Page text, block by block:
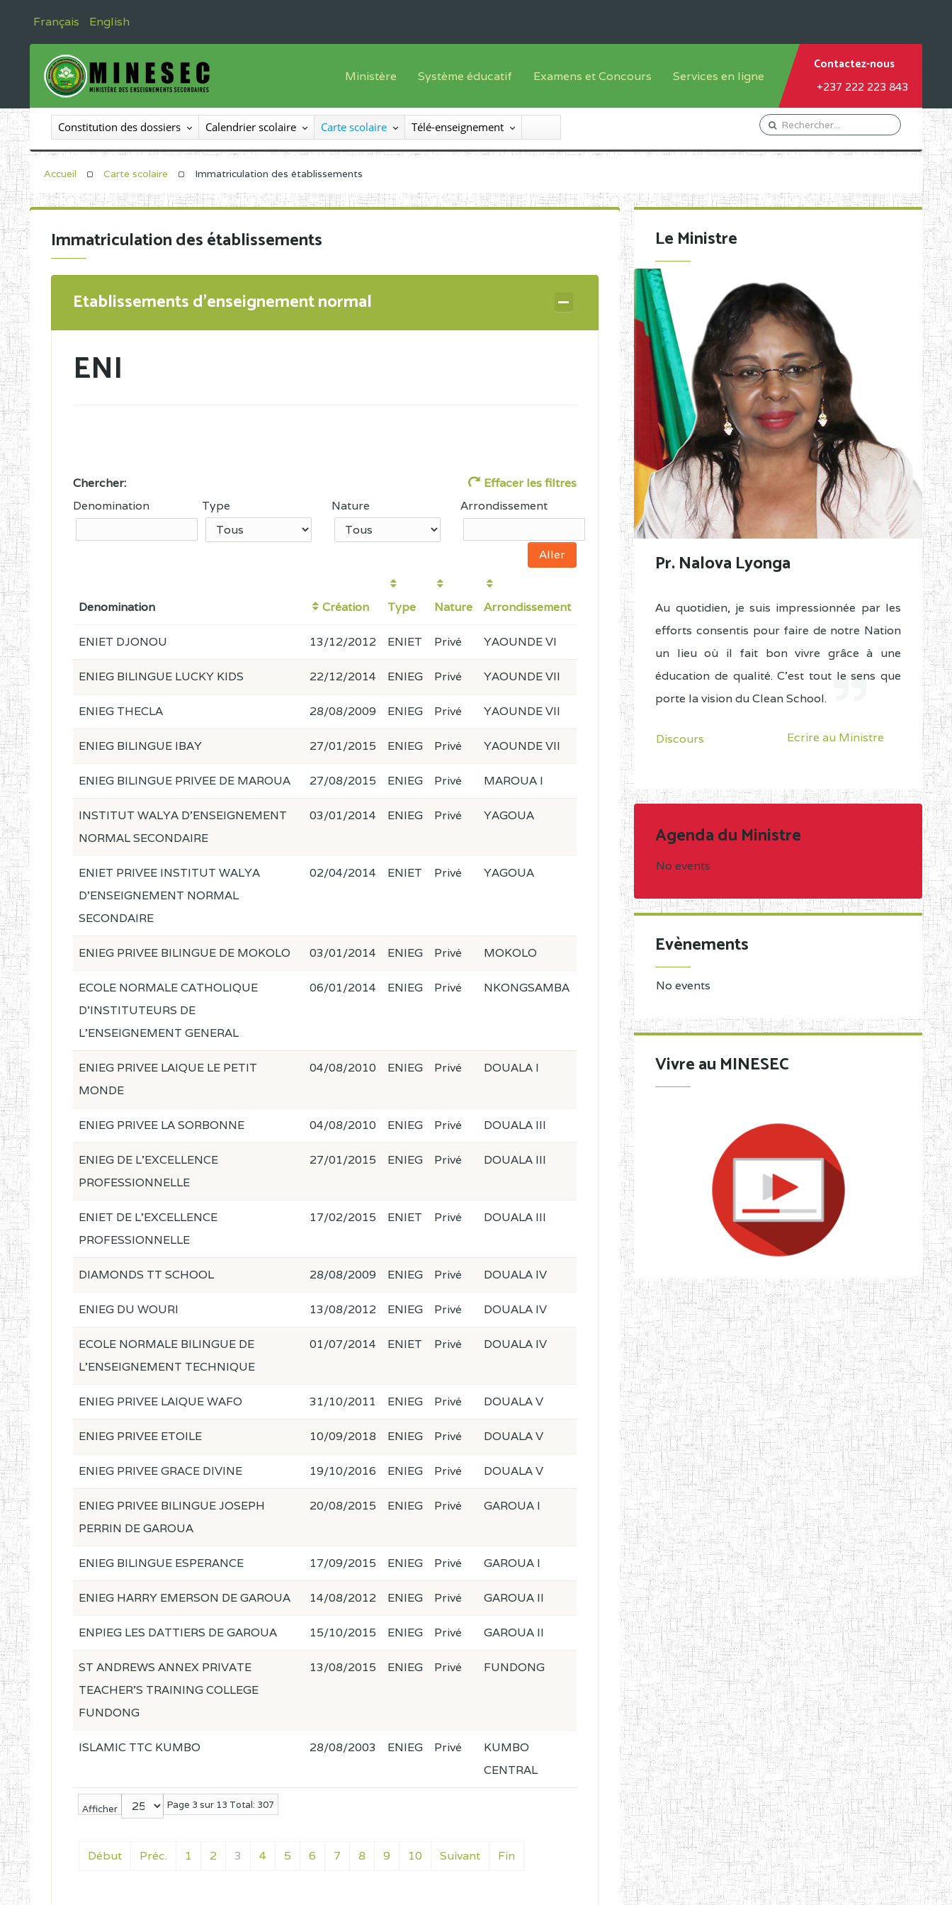
Français English
Ministère
Le Ministre
Le SEESEN
Inspection Générale des Enseignements
Organigramme
Système éducatif
Offre de formation
Sous système francophone
Progammes d'études
Examens et Concours
Inscriptions
Liste des candidats
Diplômes disponibles
Services en ligne
Orientation Conseil
Gestion du Personnel
Demande de subvention
Contactez-nous
+237 222 223 843
Constitution des dossiers Calendrier scolaire Carte scolaire Télé-enseignement
Accueil Carte scolaire Immatriculation des établissements
Immatriculation des établissements
Etablissements d'enseignement normal
ENI
Chercher:
Effacer les filtres
Denomination
Type Nature Arrondissement
Denomination Création Type Nature Arrondissement
Afficher Page 3 sur 13 Total: 307
Début Préc. 1 2 3 4 5 6 7 8 9 10 Suivant Fin
ENIET DJONOU 13/12/2012 ENIET Privé YAOUNDE VI
ENIEG BILINGUE LUCKY KIDS 22/12/2014 ENIEG Privé YAOUNDE VII
ENIEG THECLA 28/08/2009 ENIEG Privé YAOUNDE VII
ENIEG BILINGUE IBAY 27/01/2015 ENIEG Privé YAOUNDE VII
ENIEG BILINGUE PRIVEE DE MAROUA 27/08/2015 ENIEG Privé MAROUA I
INSTITUT WALYA D'ENSEIGNEMENT
NORMAL SECONDAIRE
03/01/2014 ENIEG Privé YAGOUA
ENIET PRIVEE INSTITUT WALYA
D'ENSEIGNEMENT NORMAL
SECONDAIRE
02/04/2014 ENIET Privé YAGOUA
ENIEG PRIVEE BILINGUE DE MOKOLO 03/01/2014 ENIEG Privé MOKOLO
ECOLE NORMALE CATHOLIQUE
D'INSTITUTEURS DE
L'ENSEIGNEMENT GENERAL
06/01/2014 ENIEG Privé NKONGSAMBA
ENIEG PRIVEE LAIQUE LE PETIT
MONDE
04/08/2010 ENIEG Privé DOUALA I
ENIEG PRIVEE LA SORBONNE 04/08/2010 ENIEG Privé DOUALA III
ENIEG DE L'EXCELLENCE
PROFESSIONNELLE
27/01/2015 ENIEG Privé DOUALA III
ENIET DE L'EXCELLENCE
PROFESSIONNELLE
17/02/2015 ENIET Privé DOUALA III
DIAMONDS TT SCHOOL 28/08/2009 ENIEG Privé DOUALA IV
ENIEG DU WOURI 13/08/2012 ENIEG Privé DOUALA IV
ECOLE NORMALE BILINGUE DE
L'ENSEIGNEMENT TECHNIQUE
01/07/2014 ENIET Privé DOUALA IV
ENIEG PRIVEE LAIQUE WAFO 31/10/2011 ENIEG Privé DOUALA V
ENIEG PRIVEE ETOILE 10/09/2018 ENIEG Privé DOUALA V
ENIEG PRIVEE GRACE DIVINE 19/10/2016 ENIEG Privé DOUALA V
ENIEG PRIVEE BILINGUE JOSEPH
PERRIN DE GAROUA
20/08/2015 ENIEG Privé GAROUA I
ENIEG BILINGUE ESPERANCE 17/09/2015 ENIEG Privé GAROUA I
ENIEG HARRY EMERSON DE GAROUA 14/08/2012 ENIEG Privé GAROUA II
ENPIEG LES DATTIERS DE GAROUA 15/10/2015 ENIEG Privé GAROUA II
ST ANDREWS ANNEX PRIVATE
TEACHER'S TRAINING COLLEGE
FUNDONG
13/08/2015 ENIEG Privé FUNDONG
ISLAMIC TTC KUMBO 28/08/2003 ENIEG Privé
KUMBO
CENTRAL
Le Ministre
Pr. Nalova Lyonga
Au quotidien, je suis impressionnée par les
efforts consentis pour faire de notre Nation
un lieu où il fait bon vivre grâce à une
éducation de qualité. C'est tout le sens que
porte la vision du Clean School.
Discours Ecrire au Ministre
Agenda du Ministre
No events
Evènements
No events
Vivre au MINESEC